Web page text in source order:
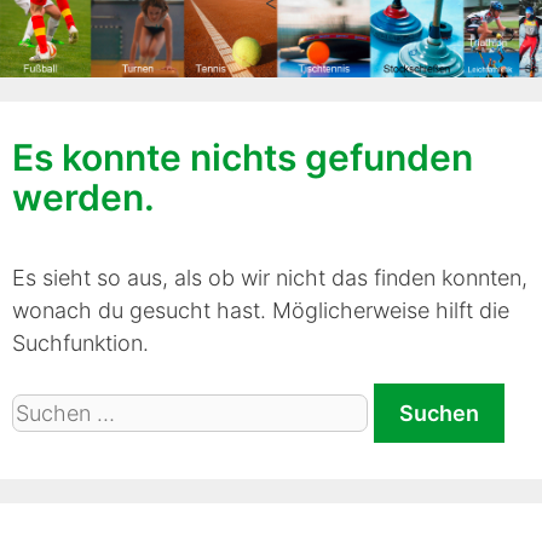
Es konnte nichts gefunden
werden.
Es sieht so aus, als ob wir nicht das finden konnten,
wonach du gesucht hast. Möglicherweise hilft die
Suchfunktion.
Suche
nach: